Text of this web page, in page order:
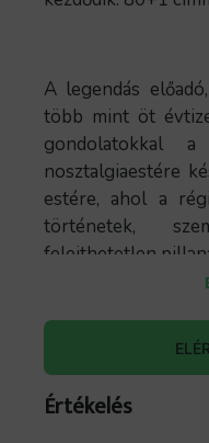
A legendás
több mint öt
gondolatokkal
nosztalgiaestére
estére, ahol a
történetek,
felejthetetlen
80 év élet, +1 év
humor, költészet
ami Hobót Hobóvá
Értékelés